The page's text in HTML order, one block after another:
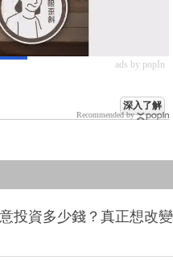
ads by popIn
深入了解
Recommended by
投資多少錢？真正想改變